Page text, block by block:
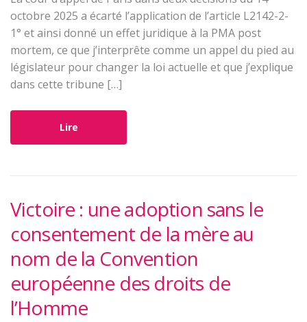
octobre 2025 a écarté l’application de l’article L2142-2-
1° et ainsi donné un effet juridique à la PMA post
mortem, ce que j’interprête comme un appel du pied au
législateur pour changer la loi actuelle et que j’explique
dans cette tribune […]
Lire
Victoire : une adoption sans le
consentement de la mère au
nom de la Convention
européenne des droits de
l’Homme